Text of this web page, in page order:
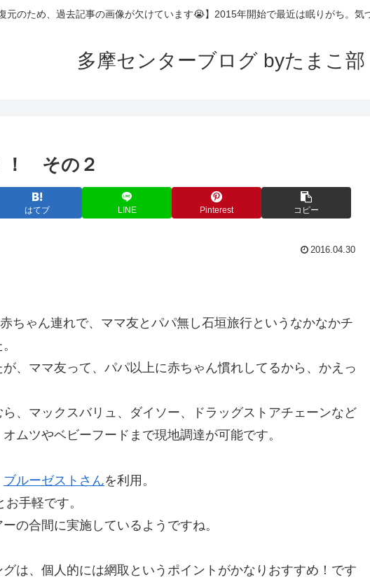
元のため、過去記事の画像が欠けています😭】2015年開始で最近は眠りがち。気
多摩センターブログ byたまこ部
！ その２
はてブ LINE Pinterest コピー
2016.04.30
ちゃん連れで、ママ友とパパ無し石垣旅行というなかなかチ
、ママ友って、パパ以上に赤ちゃん慣れしてるから、かえっ
、マックスバリュ、ダイソー、ドラッグストアチェーンなど
ムツやベビーフードまで現地調達が可能です。
ブルーゼストさんを利用。
手軽です。
の合間に実施しているようですね。
は、個人的には網取というポイントがかなりおすすめ！です